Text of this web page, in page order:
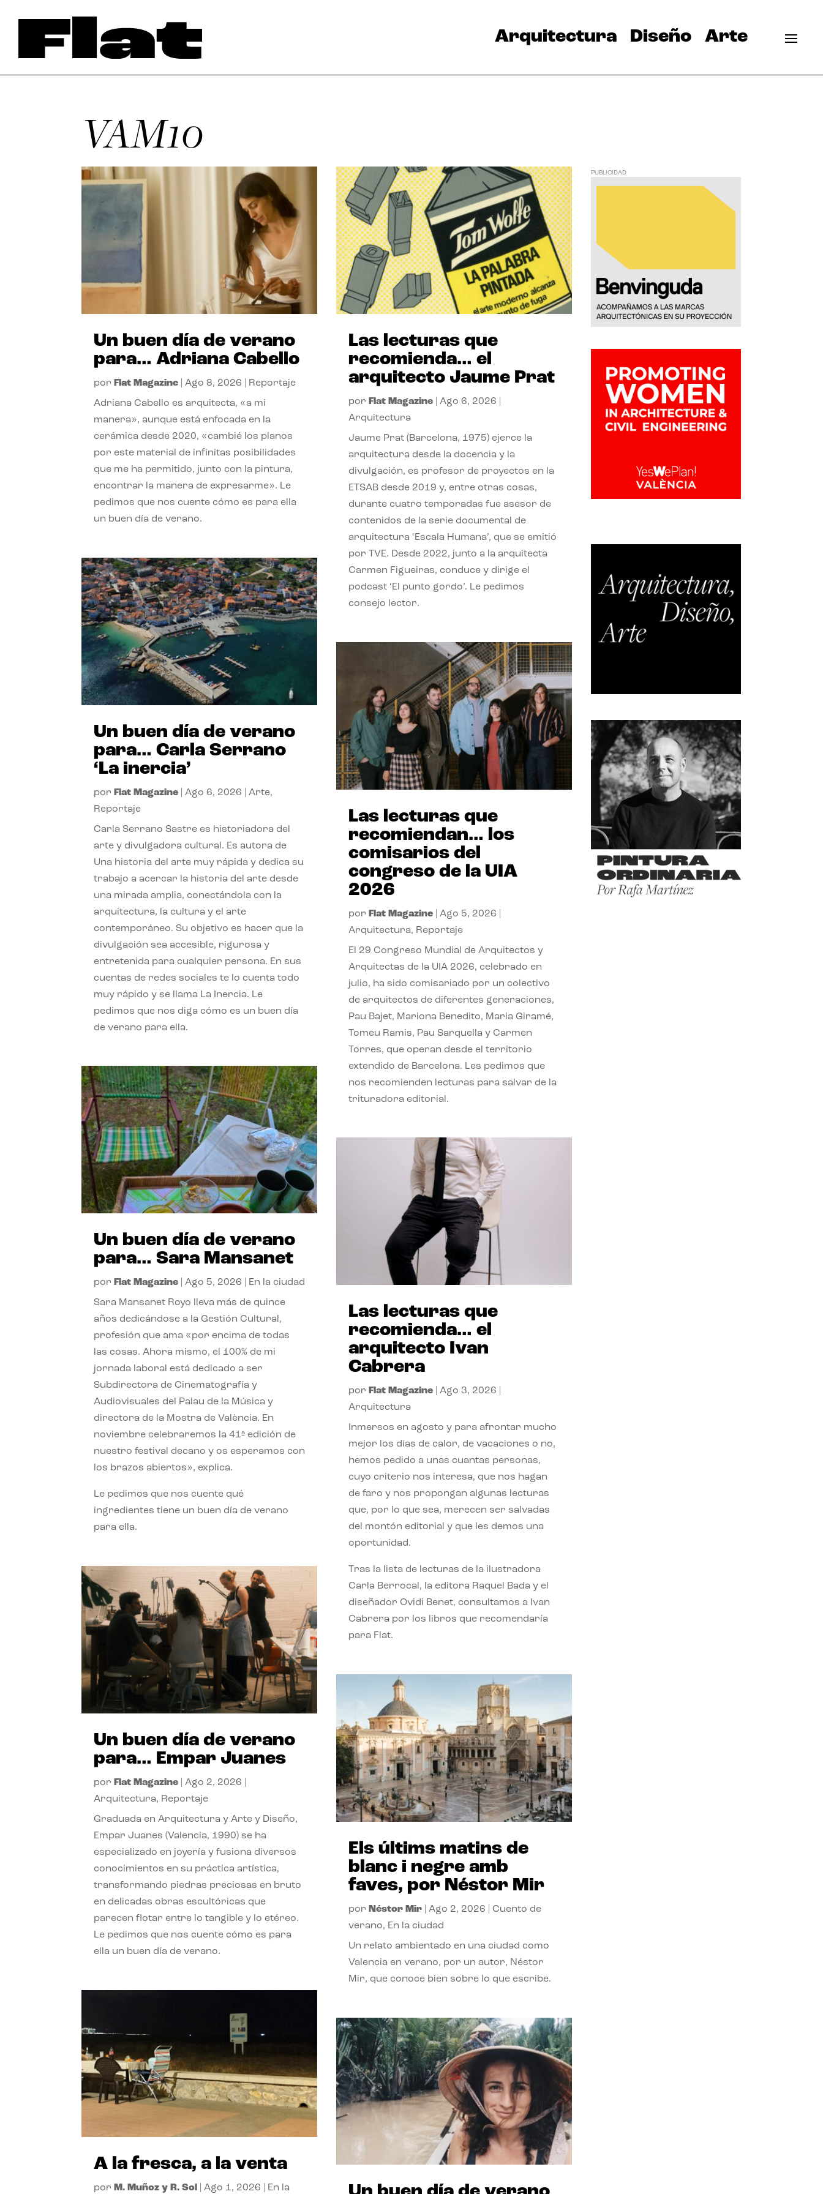
Arquitectura Diseño Arte
VAM10
Un buen día de verano
para… Adriana Cabello
por Flat Magazine |Ago 8, 2026 Reportaje
Adriana Cabello es arquitecta, «a mi
manera», aunque está enfocada en la
cerámica desde 2020, «cambié los planos
por este material de infinitas posibilidades
que me ha permitido, junto con la pintura,
encontrar la manera de expresarme». Le
pedimos que nos cuente cómo es para ella
un buen día de verano.
Un buen día de verano
para… Carla Serrano
‘La inercia’
por Flat Magazine |Ago 6, 2026 |Arte,
Reportaje
Carla Serrano Sastre es historiadora del
arte y divulgadora cultural. Es autora de
Una historia del arte muy rápida y dedica su
trabajo a acercar la historia del arte desde
una mirada amplia, conectándola con la
arquitectura, la cultura y el arte
contemporáneo. Su objetivo es hacer que la
divulgación sea accesible, rigurosa y
entretenida para cualquier persona. En sus
cuentas de redes sociales te lo cuenta todo
muy rápido y se llama La Inercia. Le
pedimos que nos diga cómo es un buen día
de verano para ella.
Un buen día de verano
para… Sara Mansanet
por Flat Magazine |Ago 5, 2026 En la ciudad
Sara Mansanet Royo lleva más de quince
años dedicándose a la Gestión Cultural,
profesión que ama «por encima de todas
las cosas. Ahora mismo, el 100% de mi
jornada laboral está dedicado a ser
Subdirectora de Cinematografía y
Audiovisuales del Palau de la Música y
directora de la Mostra de València. En
noviembre celebraremos la 41ª edición de
nuestro festival decano y os esperamos con
los brazos abiertos», explica.
Le pedimos que nos cuente qué
ingredientes tiene un buen día de verano
para ella.
Un buen día de verano
para… Empar Juanes
por Flat Magazine |Ago 2, 2026
Arquitectura, Reportaje
Graduada en Arquitectura y Arte y Diseño,
Empar Juanes (Valencia, 1990) se ha
especializado en joyería y fusiona diversos
conocimientos en su práctica artística,
transformando piedras preciosas en bruto
en delicadas obras escultóricas que
parecen flotar entre lo tangible y lo etéreo.
Le pedimos que nos cuente cómo es para
ella un buen día de verano.
A la fresca, a la venta
por M. Muñoz y R. Sol |Ago 1, 2026 En la
Las lecturas que
recomienda… el
arquitecto Jaume Prat
por Flat Magazine| Ago 6, 2026
Arquitectura
Jaume Prat (Barcelona, 1975) ejerce la
arquitectura desde la docencia y la
divulgación, es profesor de proyectos en la
ETSAB desde 2019 y, entre otras cosas,
durante cuatro temporadas fue asesor de
contenidos de la serie documental de
arquitectura ‘Escala Humana’, que se emitió
por TVE. Desde 2022, junto a la arquitecta
Carmen Figueiras, conduce y dirige el
podcast ‘El punto gordo’. Le pedimos
consejo lector.
Las lecturas que
recomiendan… los
comisarios del
congreso de la UIA
2026
por Flat Magazine| Ago 5, 2026
Arquitectura, Reportaje
El 29 Congreso Mundial de Arquitectos y
Arquitectas de la UIA 2026, celebrado en
julio, ha sido comisariado por un colectivo
de arquitectos de diferentes generaciones,
Pau Bajet, Mariona Benedito, Maria Giramé,
Tomeu Ramis, Pau Sarquella y Carmen
Torres, que operan desde el territorio
extendido de Barcelona. Les pedimos que
nos recomienden lecturas para salvar de la
trituradora editorial.
Las lecturas que
recomienda… el
arquitecto Ivan
Cabrera
por Flat Magazine| Ago 3, 2026
Arquitectura
Inmersos en agosto y para afrontar mucho
mejor los días de calor, de vacaciones o no,
hemos pedido a unas cuantas personas,
cuyo criterio nos interesa, que nos hagan
de faro y nos propongan algunas lecturas
que, por lo que sea, merecen ser salvadas
del montón editorial y que les demos una
oportunidad.
Tras la lista de lecturas de la ilustradora
Carla Berrocal, la editora Raquel Bada y el
diseñador Ovidi Benet, consultamos a Ivan
Cabrera por los libros que recomendaría
para Flat.
Els últims matins de
blanc i negre amb
faves, por Néstor Mir
por Néstor Mir| Ago 2, 2026
Cuento de
verano, En la ciudad
Un relato ambientado en una ciudad como
Valencia en verano, por un autor, Néstor
Mir, que conoce bien sobre lo que escribe.
PUBLICIDAD